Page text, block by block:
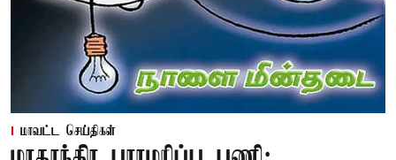
மாவட்ட செய்திகள்